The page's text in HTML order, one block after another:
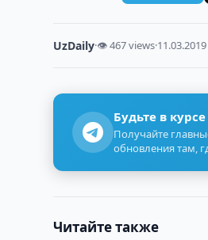
UzDaily·👁 467 views·11.03.2019
Будьте в
Получайте
обновления там,
Читайте также